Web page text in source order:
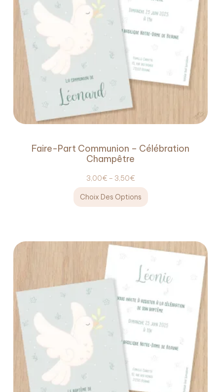
Faire-Part Communion – Célébration
Champêtre
3,00€ – 3,50€
Choix Des Options